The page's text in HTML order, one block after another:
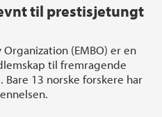
til prestisjetungt
til fremragende
13 norske forskere har